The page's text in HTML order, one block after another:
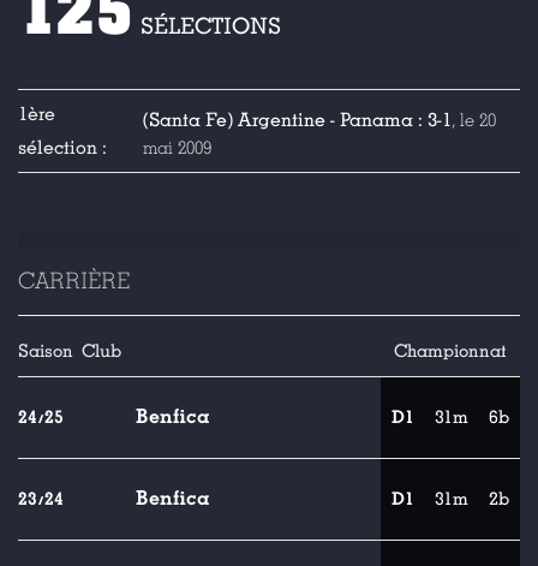
SÉLECTIONS
1ère
sélection :
(Santa Fe) Argentine - Panama : 3-1, le 20
mai 2009
CARRIÈRE
Saison Club Championnat
24/25 Benfica D1 31m 6b
23/24 Benfica D1 31m 2b